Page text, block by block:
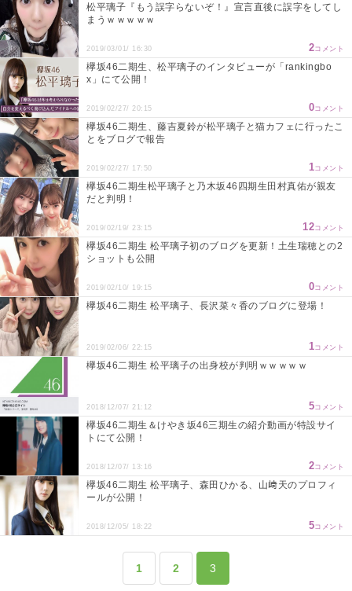
松平璃子『もう誤字らないぞ！』宣言直後に誤字をしてし
まうｗｗｗｗｗ
2019/03/01/ 16:30 2コメント
欅坂46二期生、松平璃子のインタビューが「rankingbo
x」にて公開！
2019/02/27/ 20:15 0コメント
欅坂46二期生、藤吉夏鈴が松平璃子と猫カフェに行ったこ
とをブログで報告
2019/02/27/ 17:50 1コメント
欅坂46二期生松平璃子と乃木坂46四期生田村真佑が親友
だと判明！
2019/02/19/ 23:15 12コメント
欅坂46二期生 松平璃子初のブログを更新！土生瑞穂との2
ショットも公開
2019/02/10/ 19:15 0コメント
欅坂46二期生 松平璃子、長沢菜々香のブログに登場！
2019/02/06/ 22:15 1コメント
欅坂46二期生 松平璃子の出身校が判明ｗｗｗｗｗ
2018/12/07/ 21:12 5コメント
欅坂46二期生＆けやき坂46三期生の紹介動画が特設サイ
トにて公開！
2018/12/07/ 13:16 2コメント
欅坂46二期生 松平璃子、森田ひかる、山﨑天のプロフィ
ールが公開！
2018/12/05/ 18:22 5コメント
1 2 3